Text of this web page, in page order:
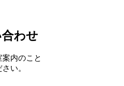
わせ
内のこと
い。